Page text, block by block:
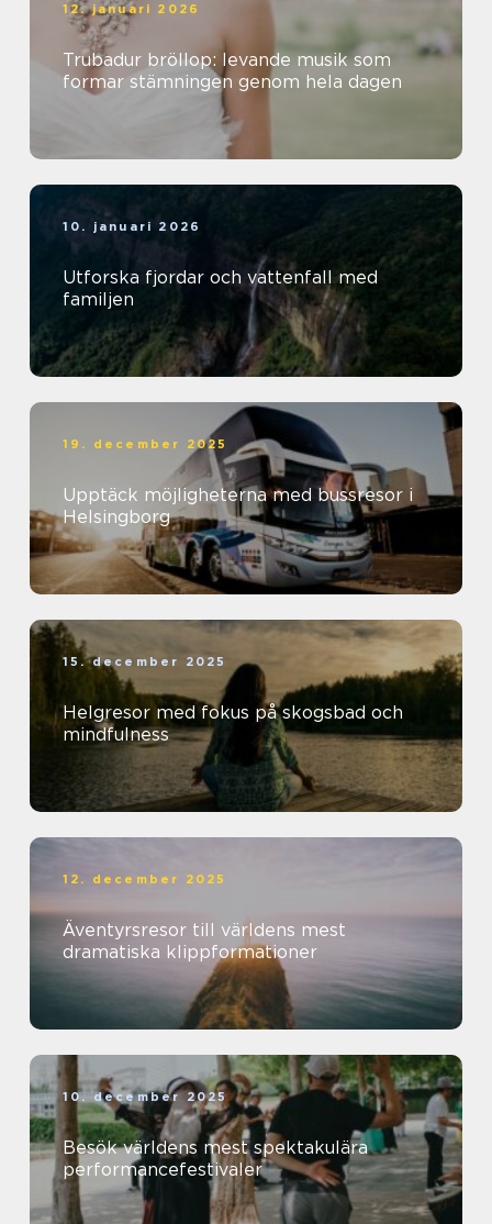
12. januari 2026
Trubadur bröllop: levande musik som
formar stämningen genom hela dagen
10. januari 2026
Utforska fjordar och vattenfall med
familjen
19. december 2025
Upptäck möjligheterna med bussresor i
Helsingborg
15. december 2025
Helgresor med fokus på skogsbad och
mindfulness
12. december 2025
Äventyrsresor till världens mest
dramatiska klippformationer
10. december 2025
Besök världens mest spektakulära
performancefestivaler